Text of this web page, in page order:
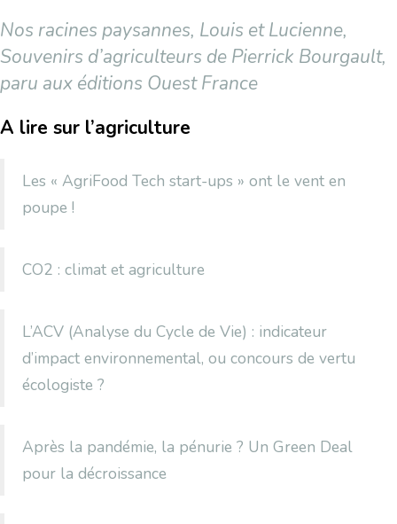
Nos racines paysannes, Louis et Lucienne,
Souvenirs d’agriculteurs de Pierrick Bourgault,
paru aux éditions Ouest France
A lire sur l’agriculture
Les « AgriFood Tech start-ups » ont le vent en
poupe !
CO2 : climat et agriculture
L’ACV (Analyse du Cycle de Vie) : indicateur
d’impact environnemental, ou concours de vertu
écologiste ?
Après la pandémie, la pénurie ? Un Green Deal
pour la décroissance